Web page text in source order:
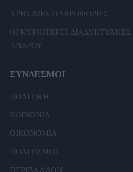
ΧΡΗΣΙΜΕΣ ΠΛΗΡΟΦΟΡΙΕΣ
ΟΙ ΚΥΡΙΟΤΕΡΕΣ
ΑΝΔΡΟΥ
ΣΥΝΔΕΣΜΟΙ
ΠΟΛΙΤΙΚΗ
ΚΟΙΝΩΝΙΑ
ΟΙΚΟΝΟΜΙΑ
ΠΟΛΙΤΙΣΜΟΣ
ΠΕΡΙΒΑΛΛΟΝ